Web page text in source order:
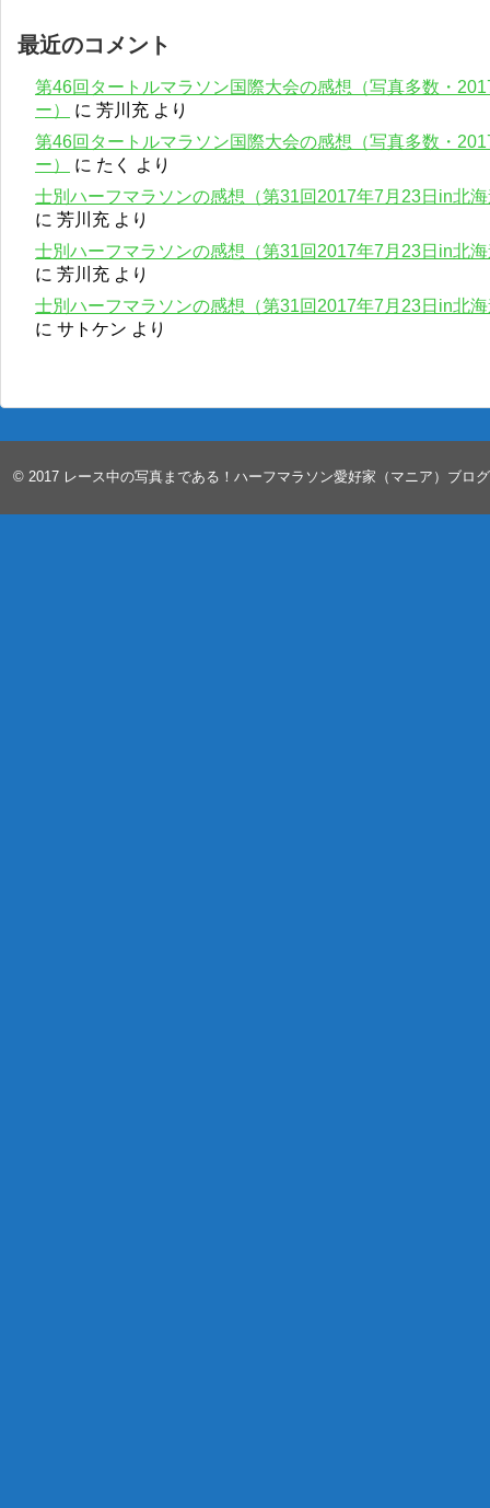
最近のコメント
第46回タートルマラソン国際大会の感想（写真多数・
ー）
に 芳川充 より
第46回タートルマラソン国際大会の感想（写真多数・
ー）
に たく
より
士別ハーフマラソンの感想（第31回2017年7月23日in北
に 芳川充 より
士別ハーフマラソンの感想（第31回2017年7月23日in北
に 芳川充 より
士別ハーフマラソンの感想（第31回2017年7月23日in北
に サトケン より
© 2017 レース中の写真まである！ハーフマラソン愛好家（マニア）ブロ